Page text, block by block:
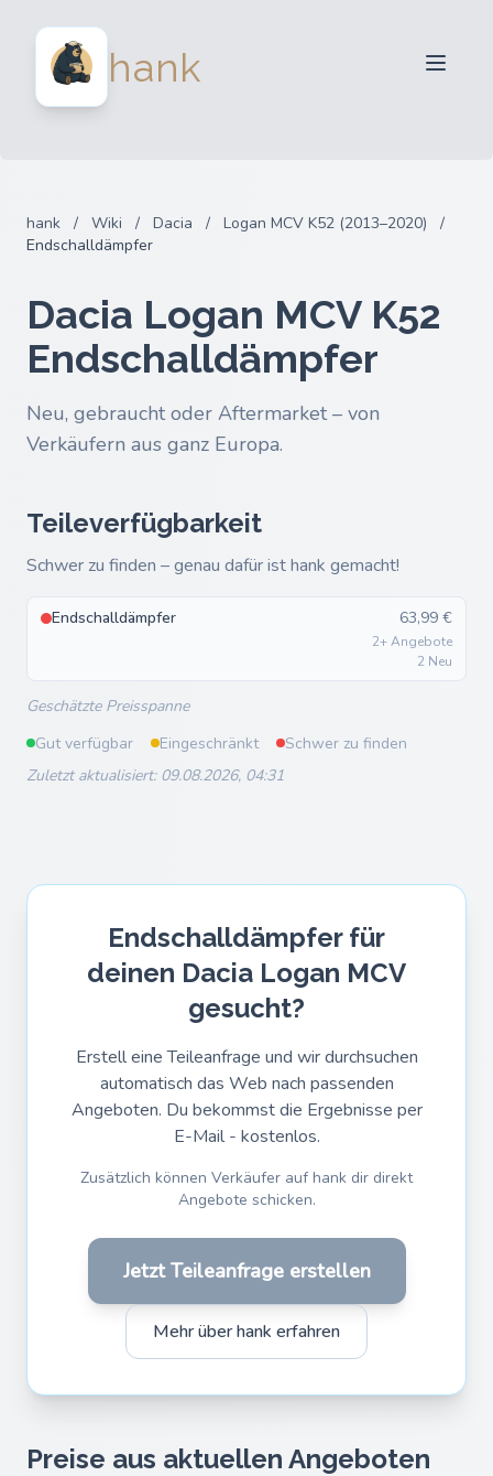
hank
Anmelden
hank / Wiki / Dacia / Logan MCV K52 (2013–2020)
/
Endschalldämpfer
Dacia Logan MCV K52
Endschalldämpfer
Neu, gebraucht oder Aftermarket – von
Verkäufern aus ganz Europa.
Teileverfügbarkeit
Schwer zu finden – genau dafür ist hank gemacht!
Endschalldämpfer 63,99 €
2+ Angebote
2 Neu
Geschätzte Preisspanne
Gut verfügbar
Eingeschränkt
Schwer zu finden
Zuletzt aktualisiert: 09.08.2026, 04:31
Endschalldämpfer für
deinen Dacia Logan MCV
gesucht?
Erstell eine Teileanfrage und wir durchsuchen
automatisch das Web nach passenden
Angeboten. Du bekommst die Ergebnisse per
E-Mail - kostenlos.
Zusätzlich können Verkäufer auf hank dir direkt
Angebote schicken.
Jetzt Teileanfrage erstellen
Mehr über hank erfahren
Preise aus aktuellen Angeboten